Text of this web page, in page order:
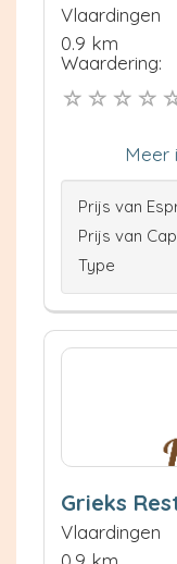
Vlaardingen
0.9 km
Waardering:
Meer
Prijs van
Prijs van
Type
Grieks
Vlaardingen